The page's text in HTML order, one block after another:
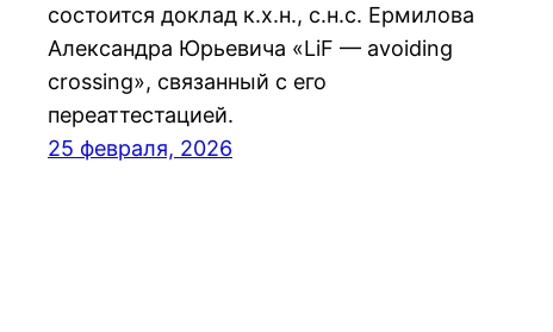
состоится доклад к.х.н., с.н.с. Ермилова
Александра Юрьевича «LiF — avoiding
crossing», связанный с его
переаттестацией.
25 февраля, 2026